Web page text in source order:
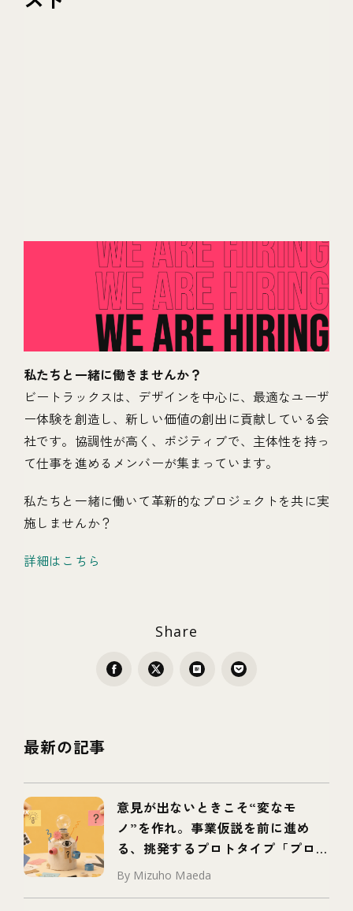
私たちと一緒に働きませんか？
ビートラックスは、デザインを中心に、最適なユーザ
ー体験を創造し、新しい価値の創出に貢献している会
社です。協調性が高く、ポジティブで、主体性を持っ
て仕事を進めるメンバーが集まっています。
私たちと一緒に働いて革新的なプロジェクトを共に実
施しませんか？
詳細はこちら
Share
最新の記事
意見が出ないときこそ“変なモ
ノ”を作れ。事業仮説を前に進め
る、挑発するプロトタイプ「プロボ
タイプ」とは
By Mizuho Maeda